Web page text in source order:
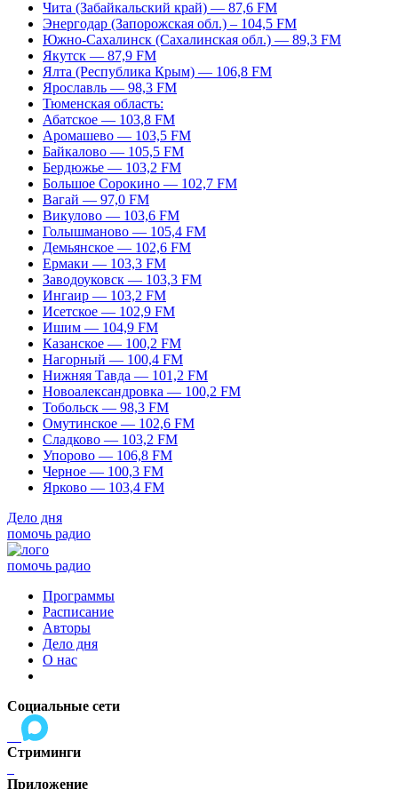
Чита (Забайкальский край) — 87,6 FM
Энергодар (Запорожская обл.) – 104,5 FM
Южно-Сахалинск (Сахалинская обл.) — 89,3 FM
Якутск — 87,9 FM
Ялта (Республика Крым) — 106,8 FM
Ярославль — 98,3 FM
Тюменская область:
Абатское — 103,8 FM
Аромашево — 103,5 FM
Байкалово — 105,5 FM
Бердюжье — 103,2 FM
Большое Сорокино — 102,7 FM
Вагай — 97,0 FM
Викулово — 103,6 FM
Голышманово — 105,4 FM
Демьянское — 102,6 FM
Ермаки — 103,3 FM
Заводоуковск — 103,3 FM
Ингаир — 103,2 FM
Исетское — 102,9 FM
Ишим — 104,9 FM
Казанское — 100,2 FM
Нагорный — 100,4 FM
Нижняя Тавда — 101,2 FM
Новоалександровка — 100,2 FM
Тобольск — 98,3 FM
Омутинское — 102,6 FM
Сладково — 103,2 FM
Упорово — 106,8 FM
Черное — 100,3 FM
Ярково — 103,4 FM
Дело дня
помочь радио
помочь радио
Программы
Расписание
Авторы
Дело дня
О нас
Социальные сети
Стриминги
Приложение